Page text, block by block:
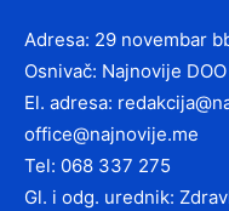
Adresa: 29 novembar
Osnivač: Najnovije DOO
El. adresa:
office@najnovije.me
Tel: 068 337 275
Gl. i odg. urednik: